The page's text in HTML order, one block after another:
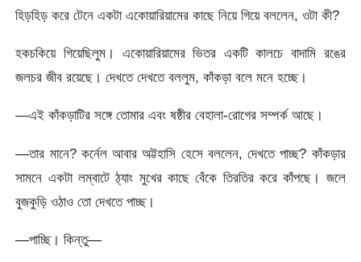
হিড়হিড় করে টেনে একটা একোয়ারিয়ামের কাছে নিয়ে গিয়ে বললেন, ওটা কী?
হকচকিয়ে গিয়েছিলুম। একোয়ারিয়ামের ভিতর একটি কালচে বাদামি রঙের
জলচর জীব রয়েছে। দেখতে দেখতে বললুম, কাঁকড়া বলে মনে হচ্ছে।
—এই কাঁকড়াটির সঙ্গে তোমার এবং ষষ্ঠীর বেহালা-রোগের সম্পর্ক আছে।
—তার মানে? কর্নেল আবার অট্টহাসি হেসে বললেন, দেখতে পাচ্ছ? কাঁকড়ার
সামনে একটা লম্বাটে ঠ্যাং মুখের কাছে বেঁকে তিরতির করে কাঁপছে। জলে
বুজকুড়ি ওঠাও তো দেখতে পাচ্ছ।
—পাচ্ছি। কিন্তু—